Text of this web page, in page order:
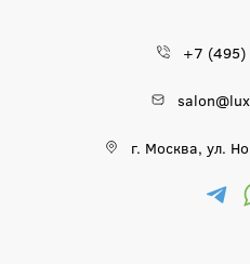
+7
г. Москва, ул.